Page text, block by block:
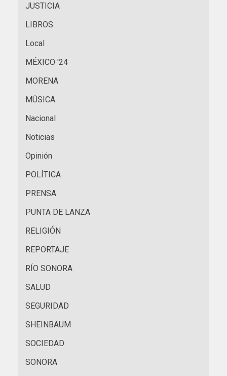
JUSTICIA
LIBROS
Local
MÉXICO '24
MORENA
MÚSICA
Nacional
Noticias
Opinión
POLÍTICA
PRENSA
PUNTA DE LANZA
RELIGIÓN
REPORTAJE
RÍO SONORA
SALUD
SEGURIDAD
SHEINBAUM
SOCIEDAD
SONORA